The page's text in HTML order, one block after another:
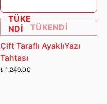
TÜKE
NDİ
TÜKENDİ
Çift Taraflı AyaklıYazı
Tahtası
₺ 1,249.00